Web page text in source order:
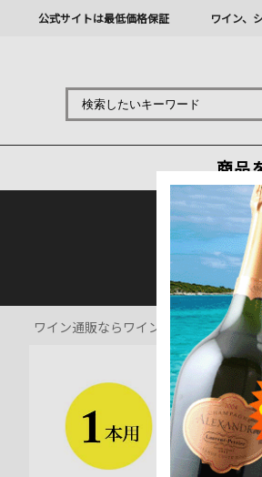
公式サイトは最低価格保証 ワイン、
商品
熊
ワイン通販ならワインショップソムリエ